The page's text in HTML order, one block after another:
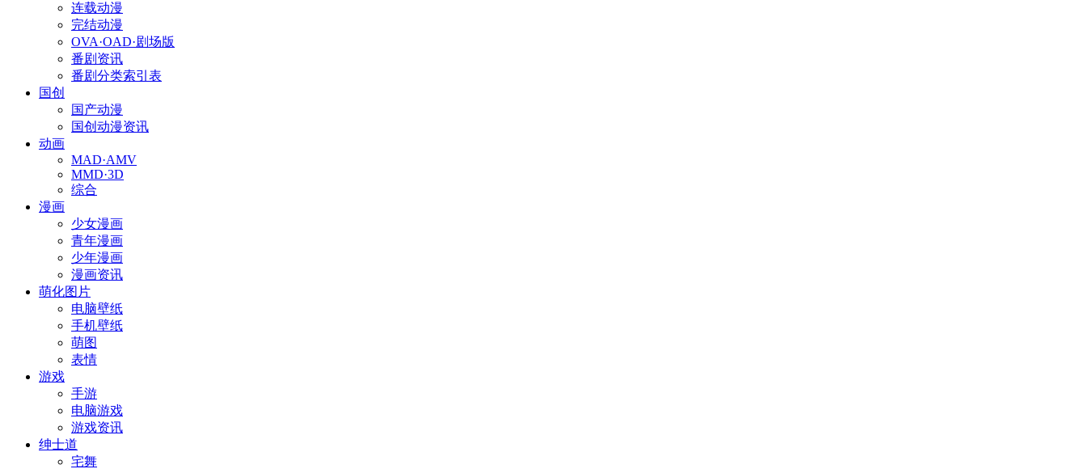
连载动漫
完结动漫
OVA·OAD·剧场版
番剧资讯
番剧分类索引表
国创
国产动漫
国创动漫资讯
动画
MAD·AMV
MMD·3D
综合
漫画
少女漫画
青年漫画
少年漫画
漫画资讯
萌化图片
电脑壁纸
手机壁纸
萌图
表情
游戏
手游
电脑游戏
游戏资讯
绅士道
宅舞